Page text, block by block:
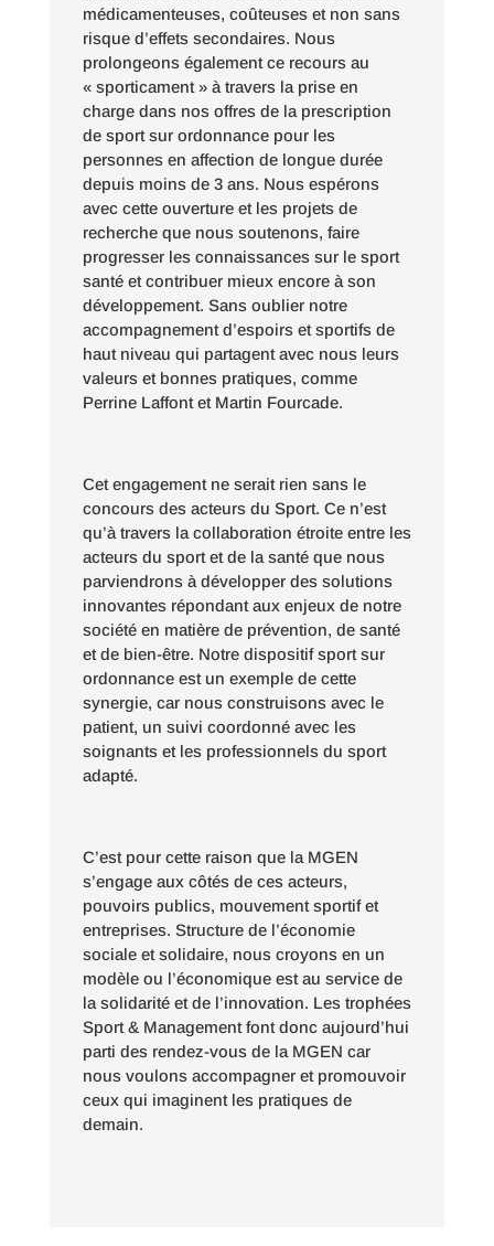
médicamenteuses, coûteuses et non sans
risque d’effets secondaires. Nous
prolongeons également ce recours au
« sporticament » à travers la prise en
charge dans nos offres de la prescription
de sport sur ordonnance pour les
personnes en affection de longue durée
depuis moins de 3 ans. Nous espérons
avec cette ouverture et les projets de
recherche que nous soutenons, faire
progresser les connaissances sur le sport
santé et contribuer mieux encore à son
développement. Sans oublier notre
accompagnement d’espoirs et sportifs de
haut niveau qui partagent avec nous leurs
valeurs et bonnes pratiques, comme
Perrine Laffont et Martin Fourcade.
Cet engagement ne serait rien sans le
concours des acteurs du Sport. Ce n’est
qu’à travers la collaboration étroite entre les
acteurs du sport et de la santé que nous
parviendrons à développer des solutions
innovantes répondant aux enjeux de notre
société en matière de prévention, de santé
et de bien-être. Notre dispositif sport sur
ordonnance est un exemple de cette
synergie, car nous construisons avec le
patient, un suivi coordonné avec les
soignants et les professionnels du sport
adapté.
C’est pour cette raison que la MGEN
s’engage aux côtés de ces acteurs,
pouvoirs publics, mouvement sportif et
entreprises. Structure de l’économie
sociale et solidaire, nous croyons en un
modèle ou l’économique est au service de
la solidarité et de l’innovation. Les trophées
Sport & Management font donc aujourd’hui
parti des rendez-vous de la MGEN car
nous voulons accompagner et promouvoir
ceux qui imaginent les pratiques de
demain.